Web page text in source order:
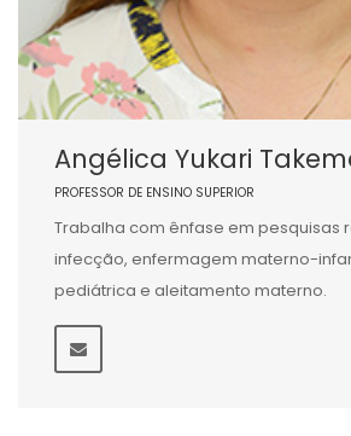
Angélica Yukari
PROFESSOR DE ENSINO SUPERIOR
Trabalha com ênfase em pesquisas
infecção, enfermagem materno-
pediátrica e aleitamento materno.